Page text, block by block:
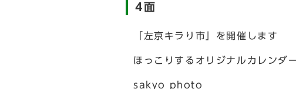
4面
「左京キラり市」を開催します
ほっこりするオリジナルカレンダ
sakyo photo